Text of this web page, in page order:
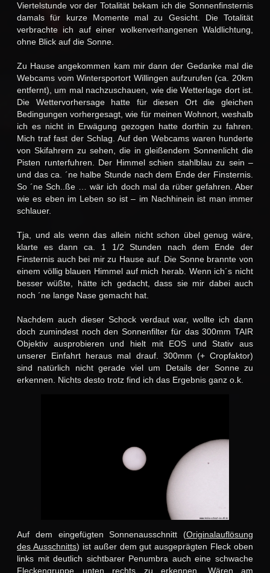
Viertelstunde vor der Totalität bekam ich die Sonnenfinsternis
damals für kurze Momente mal zu Gesicht. Die Totalität
verbrachte ich auf einer wolkenverhangenen Waldlichtung,
ohne Blick auf die Sonne.
Zu Hause angekommen kam mir dann der Gedanke mal die
Webcams vom Wintersportort Willingen aufzurufen (ca. 20km
entfernt), um mal nachzuschauen, wie die Wetterlage dort ist.
Die Wettervorhersage hatte für diesen Ort die gleichen
Bedingungen vorhergesagt, wie für meinen Wohnort, weshalb
ich es nicht in Erwägung gezogen hatte dorthin zu fahren.
Mich traf fast der Schlag. Auf den Webcams waren hunderte
von Skifahrern zu sehen, die in gleißendem Sonnenlicht die
Pisten runterfuhren. Der Himmel schien stahlblau zu sein –
und das ca. ´ne halbe Stunde nach dem Ende der Finsternis.
So ´ne Sch..ße … wär ich doch mal da rüber gefahren. Aber
wie es eben im Leben so ist – im Nachhinein ist man immer
schlauer.
Tja, und als wenn das allein nicht schon übel genug wäre,
klarte es dann ca. 1 1/2 Stunden nach dem Ende der
Finsternis auch bei mir zu Hause auf. Die Sonne brannte von
einem völlig blauen Himmel auf mich herab. Wenn ich´s nicht
besser wüßte, hätte ich gedacht, dass sie mir dabei auch
noch ´ne lange Nase gemacht hat.
Nachdem auch dieser Schock verdaut war, wollte ich dann
doch zumindest noch den Sonnenfilter für das 300mm TAIR
Objektiv ausprobieren und hielt mit EOS und Stativ aus
unserer Einfahrt heraus mal drauf. 300mm (+ Cropfaktor)
sind natürlich nicht gerade viel um Details der Sonne zu
erkennen. Nichts desto trotz find ich das Ergebnis ganz o.k.
Auf dem eingefügten Sonnenausschnitt (Originalauflösung
des Ausschnitts) ist außer dem gut ausgeprägten Fleck oben
links mit deutlich sichtbarer Penumbra auch eine schwache
Fleckengruppe unten rechts zu erkennen. Wären am